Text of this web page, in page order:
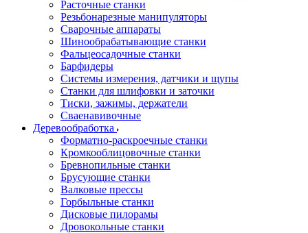
Расточные станки
Резьбонарезные манипуляторы
Сварочные аппараты
Шинообрабатывающие станки
Фальцеосадочные станки
Барфидеры
Системы измерения, датчики и щупы
Станки для шлифовки и заточки
Тиски, зажимы, держатели
Cваенавивочные
Деревообработка
Форматно-раскроечные станки
Кромкооблицовочные станки
Бревнопильные станки
Брусующие станки
Валковые прессы
Горбыльные станки
Дисковые пилорамы
Дровокольные станки